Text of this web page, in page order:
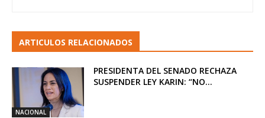
ARTICULOS RELACIONADOS
NACIONAL
PRESIDENTA DEL SENADO RECHAZA
SUSPENDER LEY KARIN: “NO...